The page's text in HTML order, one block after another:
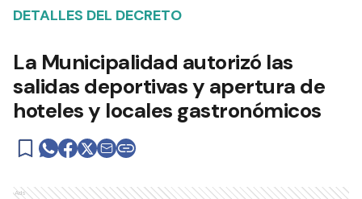
DETALLES DEL DECRETO
La Municipalidad autorizó las
salidas deportivas y apertura de
hoteles y locales gastronómicos
Ads